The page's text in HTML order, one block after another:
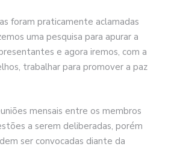
foram praticamente aclamadas
uma pesquisa para apurar a
e agora iremos, com a
trabalhar para promover a paz
mensais entre os membros
a serem deliberadas, porém
ser convocadas diante da